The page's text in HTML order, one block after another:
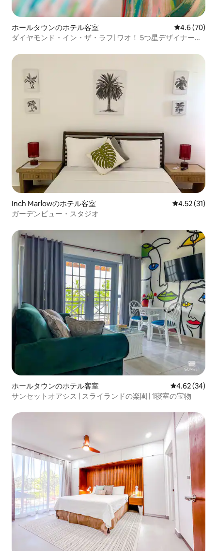
ホールタウンのホテル客室 レビュー70
4.6 (70)
ダイヤモンド・イン・ザ・ラフ| ワオ！ 5つ星デザイナーコ
Inch Marlowのホテル客室 レビュー31
4.52 (31)
ガーデンビュー・スタジオ
ホールタウンのホテル客室 レビュー34
4.62 (34)
サンセットオアシス | スライランドの楽園 | 1寝室の宝物